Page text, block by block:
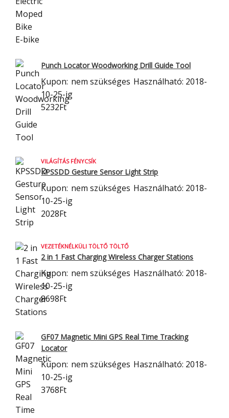
Punch Locator Woodworking Drill Guide Tool
Kupon: nem szükséges Használható: 2018-
10-25-ig
5232Ft
VILÁGÍTÁS FÉNYCSÍK
KPSSDD Gesture Sensor Light Strip
Kupon: nem szükséges Használható: 2018-
10-25-ig
2028Ft
VEZETÉKNÉLKÜLI TÖLTŐ TÖLTŐ
2 in 1 Fast Charging Wireless Charger Stations
Kupon: nem szükséges Használható: 2018-
10-25-ig
8698Ft
GF07 Magnetic Mini GPS Real Time Tracking
Locator
Kupon: nem szükséges Használható: 2018-
10-25-ig
3768Ft